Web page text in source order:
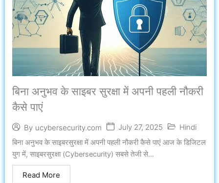
बिना अनुभव के साइबर सुरक्षा में अपनी पहली नौकरी
कैसे पाएं
By ucybersecurity.com July 27, 2025 Hindi
बिना अनुभव के साइबरसुरक्षा में अपनी पहली नौकरी कैसे पाएं आज के डिजिटल
युग में, साइबरसुरक्षा (Cybersecurity) सबसे तेजी से...
Read More